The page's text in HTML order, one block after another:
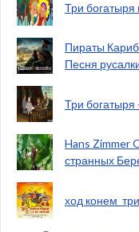
Три богатыря
Пираты
Песня
Три
Hans Zimmer
странных
ход